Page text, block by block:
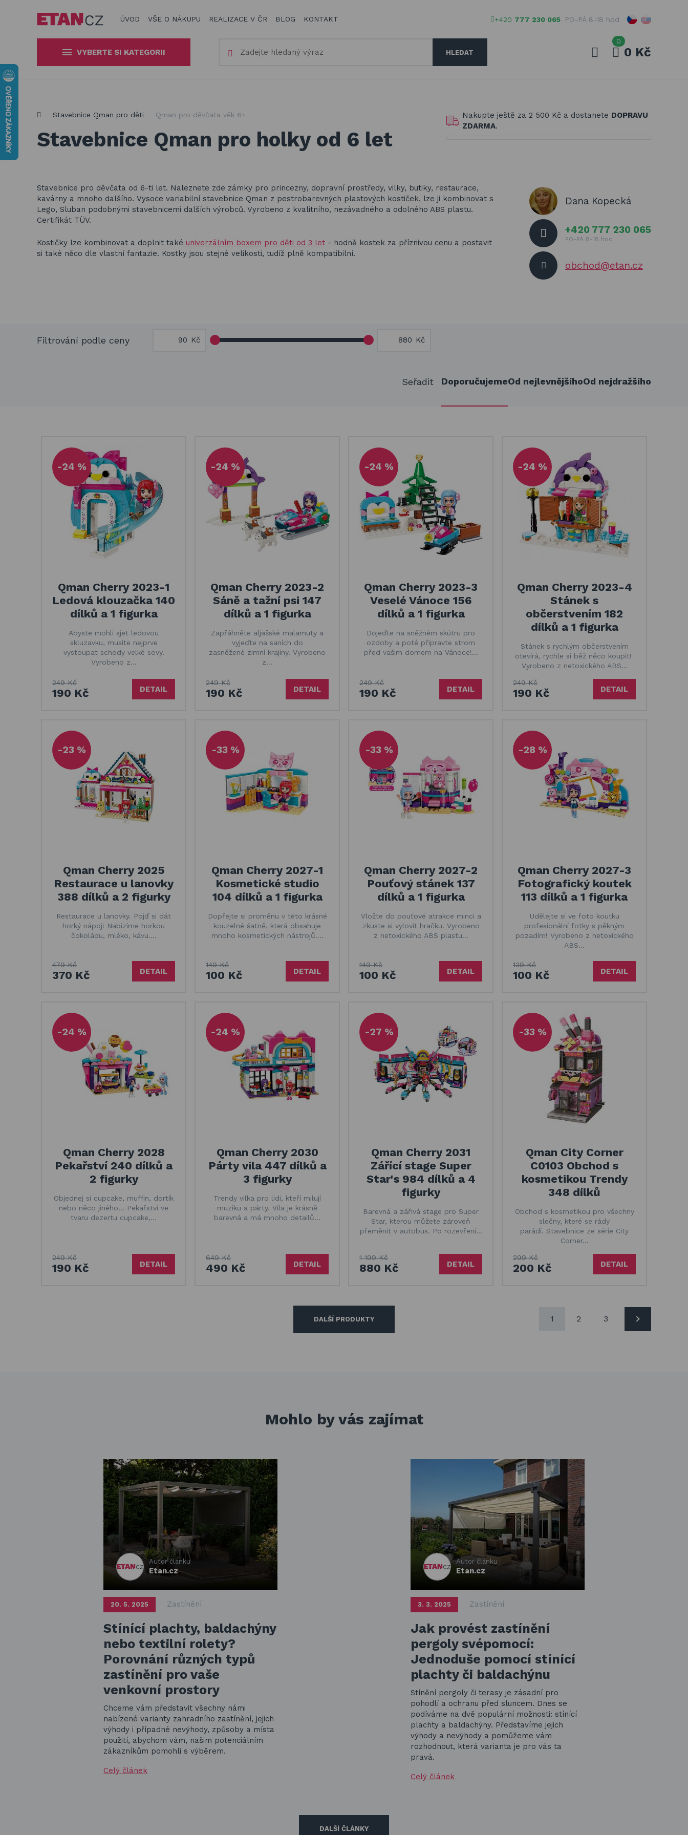
ÚVOD VŠE O NÁKUPU REALIZACE V ČR BLOG KONTAKT +420 777 230 065 PO-PÁ 8-18 hod
VYBERTE SI KATEGORII
na zahradní nábytek
Dřevěné hračky pro děti
Houpačky a závěsné systémy
Venkovní hry a hračky pro děti
Slackline
Basketbalové koše
Výprodej
HLEDAT
Vaše heslo
Registrovat
Zapomenuté heslo
0
0 Kč
Jsme experti na zastínění a venkovní zábavu
Stavebnice Qman pro děti Qman pro děvčata věk 6+
Stavebnice Qman pro holky od 6 let
Nakupte ještě za 2 500 Kč a dostanete DOPRAVU
ZDARMA.
Stavebnice pro děvčata od 6-ti let. Naleznete zde zámky pro princezny, dopravní prostředy, vilky, butiky, restaurace,
kavárny a mnoho dalšího. Vysoce variabilní stavebnice Qman z pestrobarevných plastových kostiček, lze ji kombinovat s
Lego, Sluban podobnými stavebnicemi dalších výrobců. Vyrobeno z kvalitního, nezávadného a odolného ABS plastu.
Certifikát TÜV.
Kostičky lze kombinovat a doplnit také univerzálním boxem pro děti od 3 let - hodně kostek za příznivou cenu a postavit
si také něco dle vlastní fantazie. Kostky jsou stejné velikosti, tudíž plně kompatibilní.
Dana Kopecká
+420 777 230 065
PO-PÁ 8-18 hod
obchod@etan.cz
Filtrování podle ceny Kč Kč
Seřadit DoporučujemeOd nejlevnějšíhoOd nejdražšího
-24 %
Qman Cherry 2023-1
Ledová klouzačka 140
dílků a 1 figurka
Abyste mohli sjet ledovou
skluzavku, musíte nejprve
vystoupat schody velké sovy.
Vyrobeno z…
249 Kč
190 Kč DETAIL
-24 %
Qman Cherry 2023-2
Sáně a tažní psi 147
dílků a 1 figurka
Zapřáhněte aljašské malamuty a
vyjeďte na saních do
zasněžené zimní krajiny. Vyrobeno
z…
249 Kč
190 Kč DETAIL
-24 %
Qman Cherry 2023-3
Veselé Vánoce 156
dílků a 1 figurka
Dojeďte na sněžném skútru pro
ozdoby a poté připravte strom
před vašim domem na Vánoce!…
249 Kč
190 Kč DETAIL
-24 %
Qman Cherry 2023-4
Stánek s
občerstvením 182
dílků a 1 figurka
Stánek s rychlým občerstvením
otevírá, rychle si běž něco koupit!
Vyrobeno z netoxického ABS…
249 Kč
190 Kč DETAIL
-23 %
Qman Cherry 2025
Restaurace u lanovky
388 dílků a 2 figurky
Restaurace u lanovky. Pojď si dát
horký nápoj! Nabízíme horkou
čokoládu, mléko, kávu.…
479 Kč
370 Kč DETAIL
-33 %
Qman Cherry 2027-1
Kosmetické studio
104 dílků a 1 figurka
Dopřejte si proměnu v této krásné
kouzelné šatně, která obsahuje
mnoho kosmetických nástrojů.…
149 Kč
100 Kč DETAIL
-33 %
Qman Cherry 2027-2
Pouťový stánek 137
dílků a 1 figurka
Vložte do pouťové atrakce minci a
zkuste si vylovit hračku. Vyrobeno
z netoxického ABS plastu…
149 Kč
100 Kč DETAIL
-28 %
Qman Cherry 2027-3
Fotografický koutek
113 dílků a 1 figurka
Udělejte si ve foto koutku
profesionální fotky s pěkným
pozadím! Vyrobeno z netoxického
ABS…
139 Kč
100 Kč DETAIL
-24 %
Qman Cherry 2028
Pekařství 240 dílků a
2 figurky
Objednej si cupcake, muffin, dortík
nebo něco jiného... Pekařství ve
tvaru dezertu cupcake,…
249 Kč
190 Kč DETAIL
-24 %
Qman Cherry 2030
Párty vila 447 dílků a
3 figurky
Trendy vilka pro lidi, kteří milují
muziku a párty. Vila je krásně
barevná a má mnoho detailů…
649 Kč
490 Kč DETAIL
-27 %
Qman Cherry 2031
Zářící stage Super
Star's 984 dílků a 4
figurky
Barevná a zářivá stage pro Super
Star, kterou můžete zároveň
přeměnit v autobus. Po rozevření…
1 199 Kč
880 Kč DETAIL
-33 %
Qman City Corner
C0103 Obchod s
kosmetikou Trendy
348 dílků
Obchod s kosmetikou pro všechny
slečny, které se rády
parádí. Stavebnice ze série City
Corner…
299 Kč
200 Kč DETAIL
DALŠÍ PRODUKTY 1 2 3
Mohlo by vás zajímat
Autor článku
Etan.cz
20. 5. 2025 Zastínění
Stínící plachty, baldachýny
nebo textilní rolety?
Porovnání různých typů
zastínění pro vaše
venkovní prostory
Chceme vám představit všechny námi
nabízené varianty zahradního zastínění, jejich
výhody i případné nevýhody, způsoby a místa
použití, abychom vám, našim potenciálním
zákazníkům pomohli s výběrem.
Celý článek
Autor článku
Etan.cz
3. 3. 2025 Zastínění
Jak provést zastínění
pergoly svépomocí:
Jednoduše pomocí stínící
plachty či baldachýnu
Stínění pergoly či terasy je zásadní pro
pohodlí a ochranu před sluncem. Dnes se
podíváme na dvě populární možnosti: stínící
plachty a baldachýny. Představíme jejich
výhody a nevýhody a pomůžeme vám
rozhodnout, která varianta je pro vás ta
pravá.
Celý článek
DALŠÍ ČLÁNKY